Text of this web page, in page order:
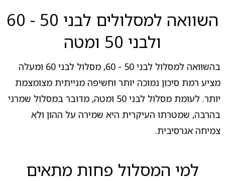
השוואה למסלולים לבני 50 - 60
ולבני 50 ומטה
בהשוואה למסלול לבני 50 - 60, מסלול לבני 60 ומעלה
מציע רמת סיכון נמוכה יותר וחשיפה מנייתית מצומצמת
יותר. לעומת מסלול לבני 50 ומטה, מדובר במסלול שמרני
בהרבה, שמטרתו העיקרית היא שמירה על ההון ולא
צמיחה אגרסיבית.
למי המסלול פחות מתאים